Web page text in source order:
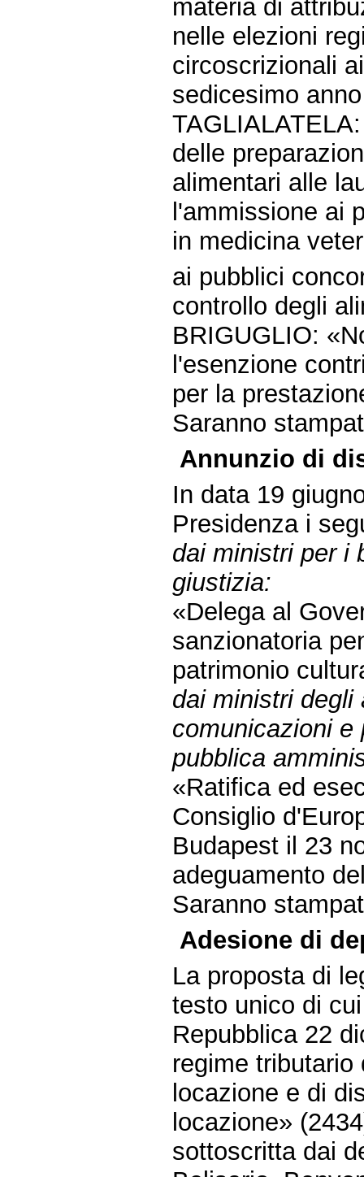
materia di
nelle elezioni
circoscrizionali
sedicesimo
delle
alimentari alle
l'ammissione ai
in medicina
ai pubblici
controllo degli
BRIGUGLIO:
l'esenzione
per la
Saranno
Annunzio di
In data 19
Presidenza i
dai ministri per i
giustizia:
«Delega al
sanzionatoria
patrimonio
dai ministri degli
comunicazioni e
pubblica
«Ratifica ed
Consiglio
Budapest il 23
adeguamento
Saranno
Adesione di
La proposta di
testo unico di
Repubblica 22
regime
locazione e di
locazione»
sottoscritta dai